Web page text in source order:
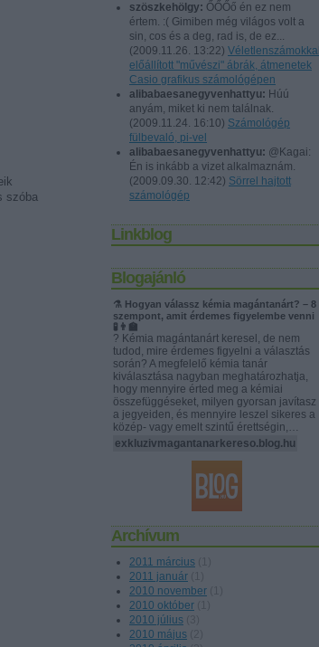
szöszkehölgy: ŐŐŐő én ez nem
értem. :( Gimiben még világos volt a
sin, cos és a deg, rad is, de ez...
(2009.11.26. 13:22) Véletlenszámokkal
előállított "művészi" ábrák, átmenetek
Casio grafikus számológépen
alibabaesanegyvenhattyu: Húú
anyám, miket ki nem találnak.
(2009.11.24. 16:10) Számológép
fülbevaló, pi-vel
alibabaesanegyvenhattyu: @Kagai:
Én is inkább a vizet alkalmaznám.
(2009.09.30. 12:42) Sörrel hajtott
számológép
Linkblog
Blogajánló
⚗️ Hogyan válassz kémia magántanárt? – 8
szempont, amit érdemes figyelembe venni
🧪👨‍🏫
? Kémia magántanárt keresel, de nem
tudod, mire érdemes figyelni a választás
során? A megfelelő kémia tanár
kiválasztása nagyban meghatározhatja,
hogy mennyire érted meg a kémiai
összefüggéseket, milyen gyorsan javítasz
a jegyeiden, és mennyire leszel sikeres a
közép- vagy emelt szintű érettségin,…
exkluzivmagantanarkereso.blog.hu
Archívum
2011 március
2011 január
2010 november
2010 október
2010 július
2010 május
szóba